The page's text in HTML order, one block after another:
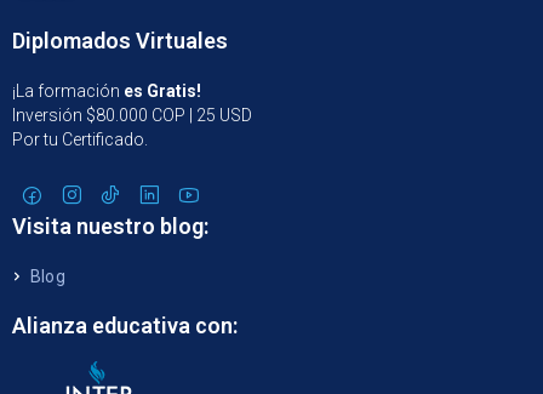
Diplomados Virtuales
¡La formación es Gratis!
Inversión $80.000 COP | 25 USD
Por tu Certificado.
Visita nuestro blog:
Blog
Alianza educativa con: